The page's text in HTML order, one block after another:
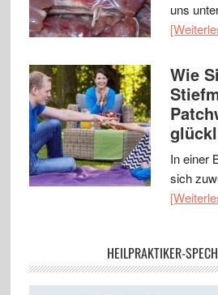
uns
Wie
In einer
sich
HEILPRAKTIKER-